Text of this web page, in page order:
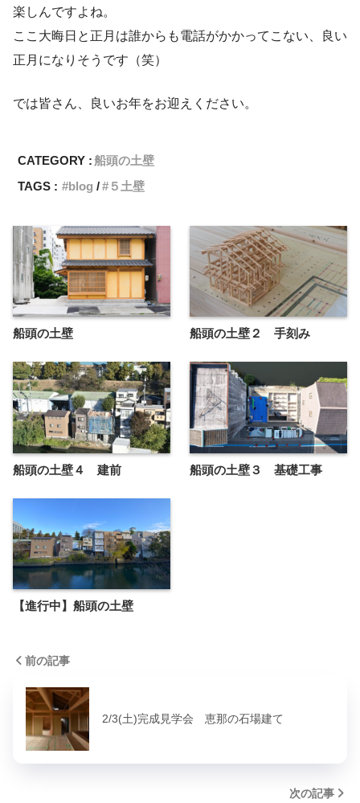
楽しんですよね。
ここ大晦日と正月は誰からも電話がかかってこない、良い
正月になりそうです（笑）
では皆さん、良いお年をお迎えください。
CATEGORY :船頭の土壁
TAGS :
blog ５土壁
船頭の土壁 船頭の土壁２ 手刻み
船頭の土壁４ 建前 船頭の土壁３ 基礎工事
【進行中】船頭の土壁
前の記事
2/3(土)完成見学会 恵那の石場建て
次の記事